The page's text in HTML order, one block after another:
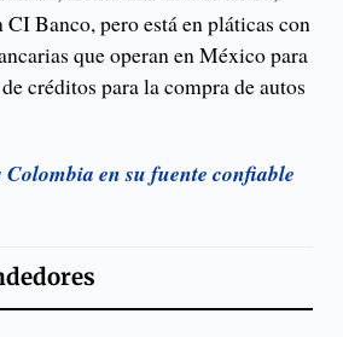
Banco, pero está en pláticas con
que operan en México para
créditos para la compra de autos
en su fuente confiable